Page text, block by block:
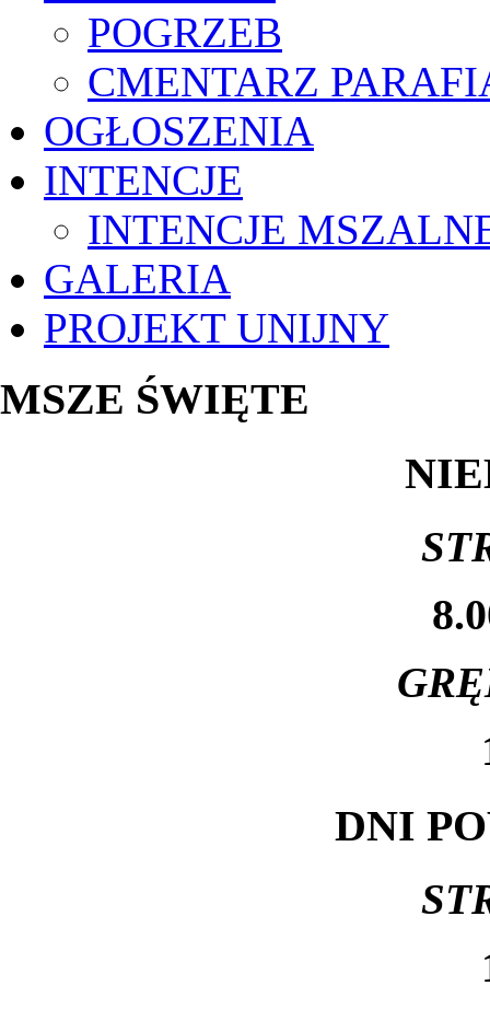
POGRZEB
CMENTARZ
OGŁOSZENIA
INTENCJE
INTENCJE
GALERIA
PROJEKT UNIJNY
MSZE ŚWIĘTE
DNI